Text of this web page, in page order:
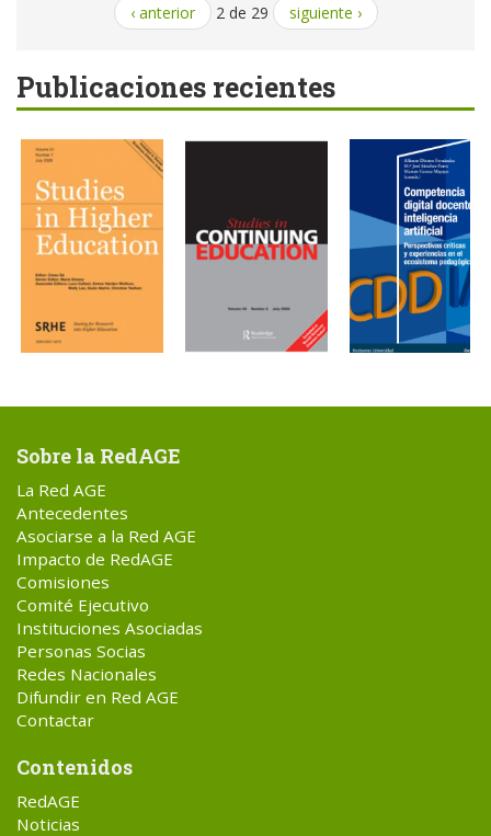
‹ anterior 2 de 29 siguiente ›
Publicaciones recientes
Sobre la RedAGE
La Red AGE
Antecedentes
Asociarse a la Red AGE
Impacto de RedAGE
Comisiones
Comité Ejecutivo
Instituciones Asociadas
Personas Socias
Redes Nacionales
Difundir en Red AGE
Contactar
Contenidos
RedAGE
Noticias